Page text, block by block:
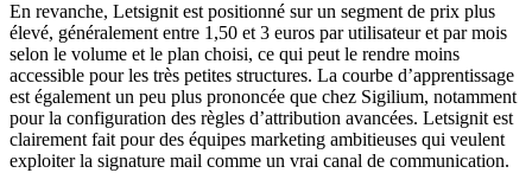
En revanche, Letsignit est positionné sur un segment de prix plus
élevé, généralement entre 1,50 et 3 euros par utilisateur et par mois
selon le volume et le plan choisi, ce qui peut le rendre moins
accessible pour les très petites structures. La courbe d’apprentissage
est également un peu plus prononcée que chez Sigilium, notamment
pour la configuration des règles d’attribution avancées. Letsignit est
clairement fait pour des équipes marketing ambitieuses qui veulent
exploiter la signature mail comme un vrai canal de communication.